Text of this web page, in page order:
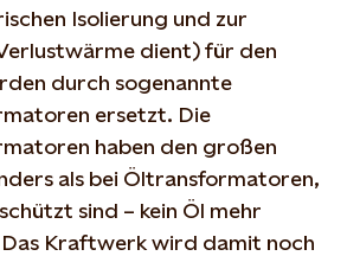
Isolierung und zur
dient) für den
durch sogenannte
ersetzt. Die
haben den großen
als bei Öltransformatoren,
sind – kein Öl mehr
Kraftwerk wird damit noch